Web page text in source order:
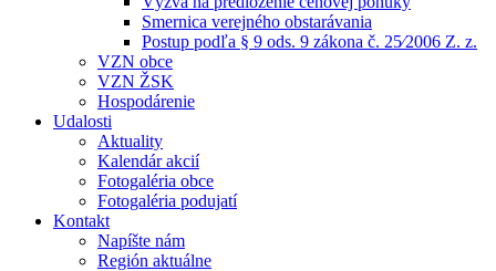
Smernica verejného obstarávania
Postup podľa § 9 ods. 9 zákona č. 25⁄2006 Z. z.
VZN obce
VZN ŽSK
Hospodárenie
Udalosti
Aktuality
Kalendár akcií
Fotogaléria obce
Fotogaléria podujatí
Kontakt
Napíšte nám
Región aktuálne